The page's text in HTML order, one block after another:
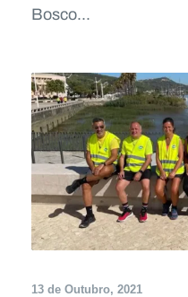
Bosco...
13 de Outubro, 2021